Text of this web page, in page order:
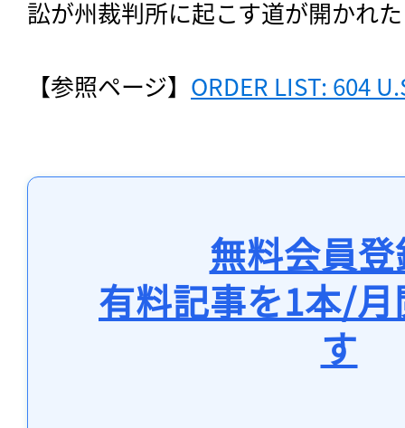
訟が州裁判所に起こす道が開かれ
【参照ページ】 ORDER LIST: 604
無料会員
有料記事を1本/
す